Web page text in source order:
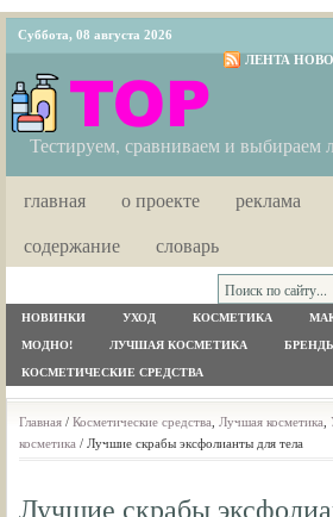
Суббота, 08 августа 2026
ЛЕНТА
Тестируем, сравниваем и выбираем
главная о проекте реклама
содержание
словарь
НОВИНКИ УХОД КОСМЕТИКА
МОДНО! ЛУЧШАЯ КОСМЕТИКА
КОСМЕТИЧЕСКИЕ СРЕДСТВА
Главная / Косметические средства Лучшая косметика
косметика / Лучшие скрабы эксфолианты для тела
Лучшие скрабы